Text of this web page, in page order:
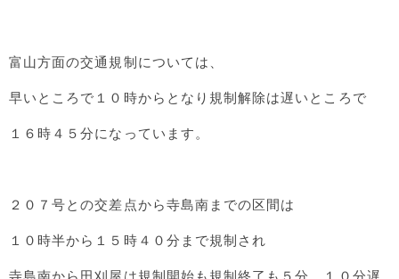
富山方面の交通規制については、
早いところで１０時からとなり規制解除は遅いところで
１６時４５分になっています。
２０７号との交差点から寺島南までの区間は
１０時半から１５時４０分まで規制され